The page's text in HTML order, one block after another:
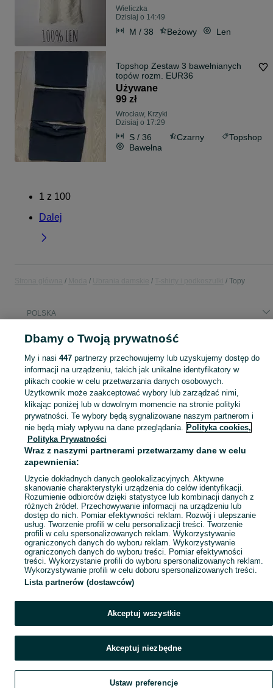
Wieliczka
Dzisiaj o 14:49
M / 38 Beżowy Len
Topshop Zestaw 3 bawełnianych
topów rozm. EUR36
Używane
99 zł
Wrocław, Krzyki
Dzisiaj o 17:29
S / 36 Czarny
Topshop
Bawełna
1 z 100
Dalej
Topy
POLSKA
KATEGORIA
Szeroki wybór topów damskich w Polsce ▶️ bawełniane, na ramiączkach, krótkie i kolorowe ✅ Nowe i używane w dobrych cenach ✌ Sprawdź oferty na OLX.pl!
Mapa kategorii
Mapa miejscowości
Mapa ministron
Popularne wyszukiwania
Dbamy o Twoją prywatność
My i nasi 447partnerzy przechowujemy lub uzyskujemy dostęp do
informacji na urządzeniu, takich jak unikalne identyfikatory w
plikach cookie w celu przetwarzania danych osobowych.
Użytkownik może zaakceptować wybory lub zarządzać nimi,
klikając poniżej lub w dowolnym momencie na stronie polityki
prywatności. Te wybory będą sygnalizowane naszym partnerom i
nie będą miały wpływu na dane przeglądania. Polityka cookies,
Polityka Prywatności
Wraz z naszymi partnerami przetwarzamy dane w celu
zapewnienia:
Użycie dokładnych danych geolokalizacyjnych. Aktywne
skanowanie charakterystyki urządzenia do celów identyfikacji.
Rozumienie odbiorców dzięki statystyce lub kombinacji danych z
różnych źródeł. Przechowywanie informacji na urządzeniu lub
dostęp do nich. Pomiar efektywności reklam. Rozwój i ulepszanie
usług. Tworzenie profili w celu personalizacji treści. Tworzenie
profili w celu spersonalizowanych reklam. Wykorzystywanie
ograniczonych danych do wyboru reklam. Wykorzystywanie
ograniczonych danych do wyboru treści. Pomiar efektywności
treści. Wykorzystanie profili do wyboru spersonalizowanych reklam.
Wykorzystywanie profili w celu doboru spersonalizowanych treści.
Lista partnerów (dostawców)
Akceptuj wszystkie
Akceptuj niezbędne
Ustaw preferencje